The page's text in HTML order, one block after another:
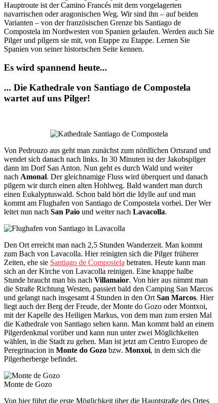
Hauptroute ist der Camino Francés mit dem vorgelagerten
navarrischen oder aragonischen Weg. Wir sind ihn – auf beiden
Varianten – von der französischen Grenze bis Santiago de
Compostela im Nordwesten von Spanien gelaufen. Werden auch Sie
Pilger und pilgern sie mit, von Etappe zu Etappe. Lernen Sie
Spanien von seiner historischen Seite kennen.
Es wird spannend heute...
... Die Kathedrale von Santiago de Compostela
wartet auf uns Pilger!
Von Pedrouzo aus geht man zunächst zum nördlichen Ortsrand und
wendet sich danach nach links. In 30 Minuten ist der Jakobspilger
dann im Dorf San Anton. Nun geht es durch Wald und weiter
nach Amonal. Der gleichnamige Fluss wird überquert und danach
pilgern wir durch einen alten Hohlweg. Bald wandert man durch
einen Eukalyptuswald. Schon bald hört die Idylle auf und man
kommt am Flughafen von Santiago de Compostela vorbei. Der Wer
leitet nun nach San Paio und weiter nach Lavacolla.
Den Ort erreicht man nach 2,5 Stunden Wanderzeit. Man kommt
zum Bach von Lavacolla. Hier reinigten sich die Pilger früherer
Zeiten, ehe sie Santiago de Compostela betraten. Heute kann man
sich an der Kirche von Lavacolla reinigen. Eine knappe halbe
Stunde braucht man bis nach Villamaior. Von hier aus nimmt man
die Straße Richtung Westen, passiert bald den Camping San Marcos
und gelangt nach insgesamt 4 Stunden in den Ort San Marcos. Hier
liegt auch der Berg der Freude, der Monte do Gozo oder Montxoi,
mit der Kapelle des Heiligen Markus, von dem man zum ersten Mal
die Kathedrale von Santiago sehen kann. Man kommt bald an einem
Pilgerdenkmal vorüber und kann nun unter zwei Möglichkeiten
wählen, in die Stadt zu gehen. Man ist jetzt am Centro Europeo de
Peregrinacion in Monte do Gozo bzw. Monxoi, in dem sich die
Pilgerherberge befindet.
Monte de Gozo
Von hier führt die erste Möglichkeit über die Hauptstraße des Ortes